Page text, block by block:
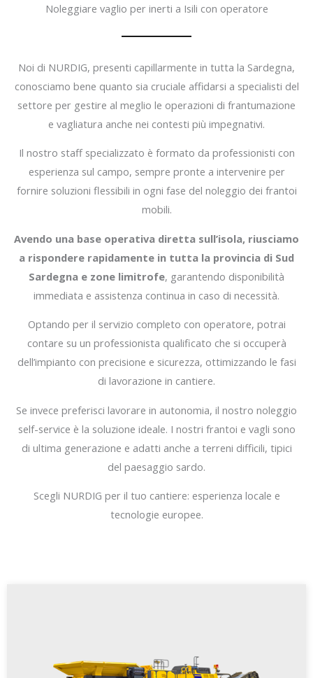
Noleggiare vaglio per inerti a Isili con operatore
Noi di NURDIG, presenti capillarmente in tutta la Sardegna,
conosciamo bene quanto sia cruciale affidarsi a specialisti del
settore per gestire al meglio le operazioni di frantumazione
e vagliatura anche nei contesti più impegnativi.
Il nostro staff specializzato è formato da professionisti con
esperienza sul campo, sempre pronte a intervenire per
fornire soluzioni flessibili in ogni fase del noleggio dei frantoi
mobili.
Avendo una base operativa diretta sull’isola, riusciamo
a rispondere rapidamente in tutta la provincia di Sud
Sardegna e zone limitrofe, garantendo disponibilità
immediata e assistenza continua in caso di necessità.
Optando per il servizio completo con operatore, potrai
contare su un professionista qualificato che si occuperà
dell’impianto con precisione e sicurezza, ottimizzando le fasi
di lavorazione in cantiere.
Se invece preferisci lavorare in autonomia, il nostro noleggio
self-service è la soluzione ideale. I nostri frantoi e vagli sono
di ultima generazione e adatti anche a terreni difficili, tipici
del paesaggio sardo.
Scegli NURDIG per il tuo cantiere: esperienza locale e
tecnologie europee.